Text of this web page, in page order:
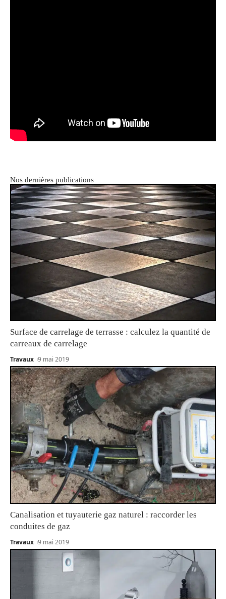
Nos dernières publications
Surface de carrelage de terrasse : calculez la quantité de
carreaux de carrelage
Travaux 9 mai 2019
Canalisation et tuyauterie gaz naturel : raccorder les
conduites de gaz
Travaux 9 mai 2019